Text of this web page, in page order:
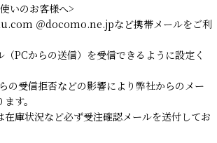
いのお客様へ>
＠docomo.ne.jpなど携帯メールをご利
PCからの送信）を受信できるように設定く
の受信拒否などの影響により弊社からのメー
す。
在庫状況など必ず受注確認メールを送付してお